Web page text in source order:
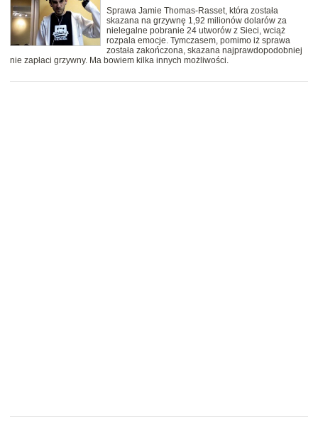
Sprawa Jamie Thomas-Rasset, która została
skazana na grzywnę 1,92 milionów dolarów za
nielegalne pobranie 24 utworów z Sieci, wciąż
rozpala emocje. Tymczasem, pomimo iż sprawa
została zakończona, skazana najprawdopodobniej
nie zapłaci grzywny. Ma bowiem kilka innych możliwości.